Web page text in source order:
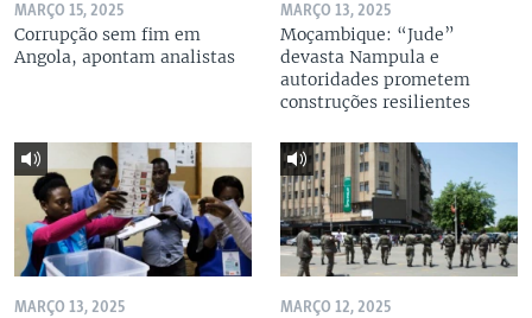
MARÇO 15, 2025
Corrupção sem fim em
Angola, apontam analistas
MARÇO 13, 2025
Moçambique: “Jude”
devasta Nampula e
autoridades prometem
construções resilientes
MARÇO 13, 2025 MARÇO 12, 2025